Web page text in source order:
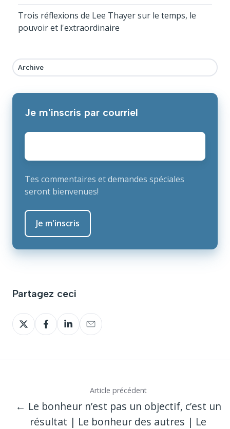
Trois réflexions de Lee Thayer sur le temps, le
pouvoir et l'extraordinaire
Archive
Je m'inscris par courriel
E-
Tes commentaires et demandes spéciales
seront bienvenues!
Partagez ceci
Partagez
sur
Partagez
sur
Partagez
sur
Partagez
sur
Article précédent
← Le bonheur n’est pas un objectif, c’est un
résultat | Le bonheur des autres | Le